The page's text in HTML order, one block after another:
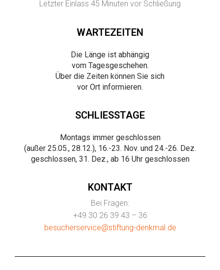
Letzter Einlass 45 Minuten vor Schließung
WARTEZEITEN
Die Länge ist abhängig
vom Tagesgeschehen.
Über die Zeiten können Sie sich
vor Ort informieren.
SCHLIESSTAGE
Montags immer geschlossen
(außer 25.05., 28.12.), 16.-23. Nov. und 24.-26. Dez.
geschlossen, 31. Dez., ab 16 Uhr geschlossen
KONTAKT
Bei Fragen:
+49 30 26 39 43 – 36
besucherservice@stiftung-denkmal.de